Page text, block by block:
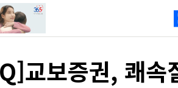
교보증권, 쾌속